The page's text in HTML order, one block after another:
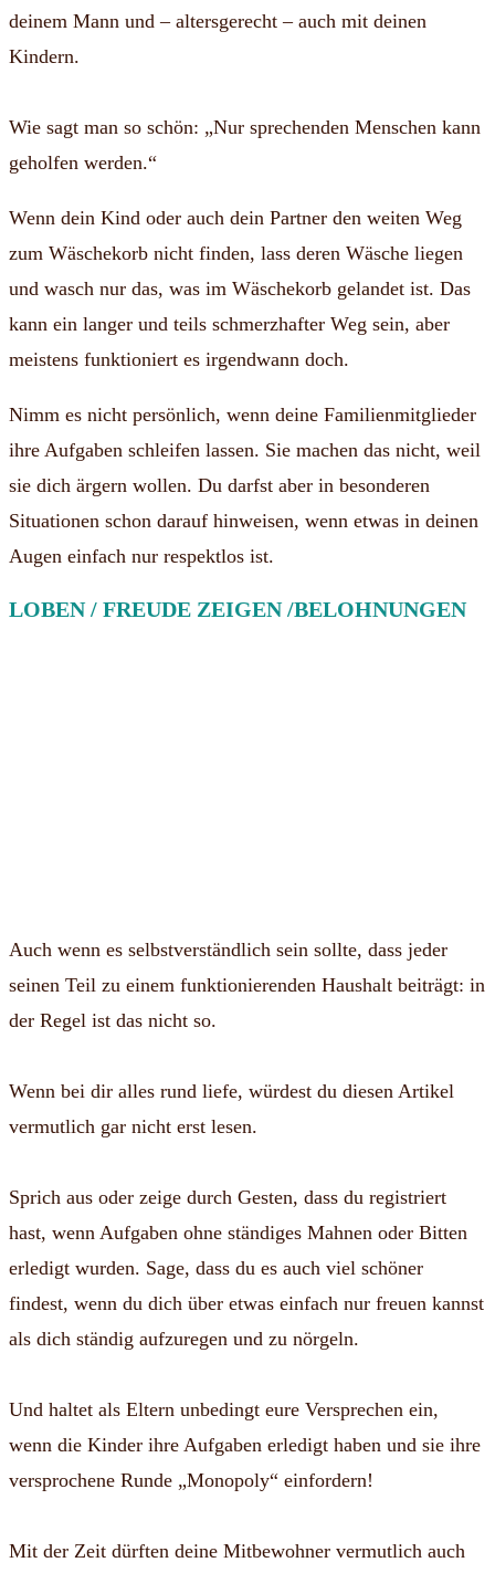
deinem Mann und – altersgerecht – auch mit deinen
Kindern.
Wie sagt man so schön: „Nur sprechenden Menschen kann
geholfen werden.“
Wenn dein Kind oder auch dein Partner den weiten Weg
zum Wäschekorb nicht finden, lass deren Wäsche liegen
und wasch nur das, was im Wäschekorb gelandet ist. Das
kann ein langer und teils schmerzhafter Weg sein, aber
meistens funktioniert es irgendwann doch.
Nimm es nicht persönlich, wenn deine Familienmitglieder
ihre Aufgaben schleifen lassen. Sie machen das nicht, weil
sie dich ärgern wollen. Du darfst aber in besonderen
Situationen schon darauf hinweisen, wenn etwas in deinen
Augen einfach nur respektlos ist.
LOBEN / FREUDE ZEIGEN /BELOHNUNGEN
Auch wenn es selbstverständlich sein sollte, dass jeder
seinen Teil zu einem funktionierenden Haushalt beiträgt: in
der Regel ist das nicht so.
Wenn bei dir alles rund liefe, würdest du diesen Artikel
vermutlich gar nicht erst lesen.
Sprich aus oder zeige durch Gesten, dass du registriert
hast, wenn Aufgaben ohne ständiges Mahnen oder Bitten
erledigt wurden. Sage, dass du es auch viel schöner
findest, wenn du dich über etwas einfach nur freuen kannst
als dich ständig aufzuregen und zu nörgeln.
Und haltet als Eltern unbedingt eure Versprechen ein,
wenn die Kinder ihre Aufgaben erledigt haben und sie ihre
versprochene Runde „Monopoly“ einfordern!
Mit der Zeit dürften deine Mitbewohner vermutlich auch